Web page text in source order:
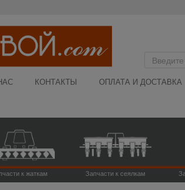
КОНТАКТЫ ОПЛАТА И ДОСТАВКА
к жаткам Запчасти к сеялкам